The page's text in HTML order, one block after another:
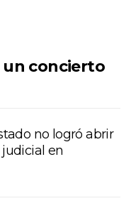
un concierto
no logró abrir
en